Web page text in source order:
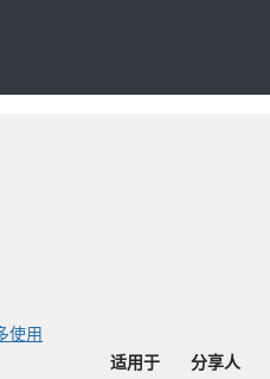
使用
适用于 分享人